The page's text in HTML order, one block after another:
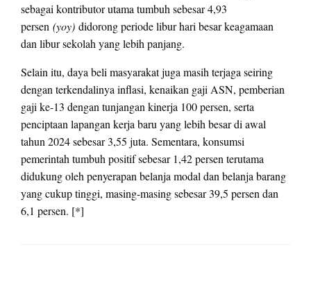
sebagai kontributor utama tumbuh sebesar 4,93
persen (yoy) didorong periode libur hari besar keagamaan
dan libur sekolah yang lebih panjang.
Selain itu, daya beli masyarakat juga masih terjaga seiring
dengan terkendalinya inflasi, kenaikan gaji ASN, pemberian
gaji ke-13 dengan tunjangan kinerja 100 persen, serta
penciptaan lapangan kerja baru yang lebih besar di awal
tahun 2024 sebesar 3,55 juta. Sementara, konsumsi
pemerintah tumbuh positif sebesar 1,42 persen terutama
didukung oleh penyerapan belanja modal dan belanja barang
yang cukup tinggi, masing-masing sebesar 39,5 persen dan
6,1 persen. [*]